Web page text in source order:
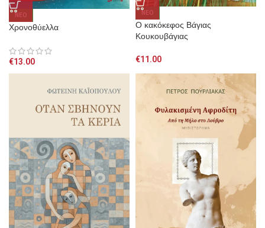
NEO
Χρονοθύελλα
€13.00
NEO
Ο κακόκεφος Βάγιας
Κουκουβάγιας
€11.00